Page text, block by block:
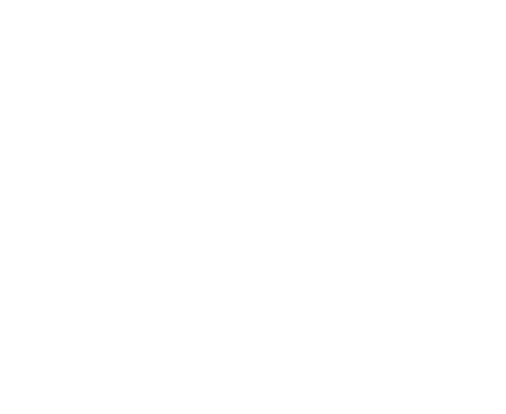
den), restaurace, lobby bar, vnitřní bazén. Venku bazén, bar u
TV/sat., telefon, minilednička a balkon.
a večeře formou bufetu 18:00–20:30
nápojů a místních alkoholických nápojů (10:00-22:00 hod.)